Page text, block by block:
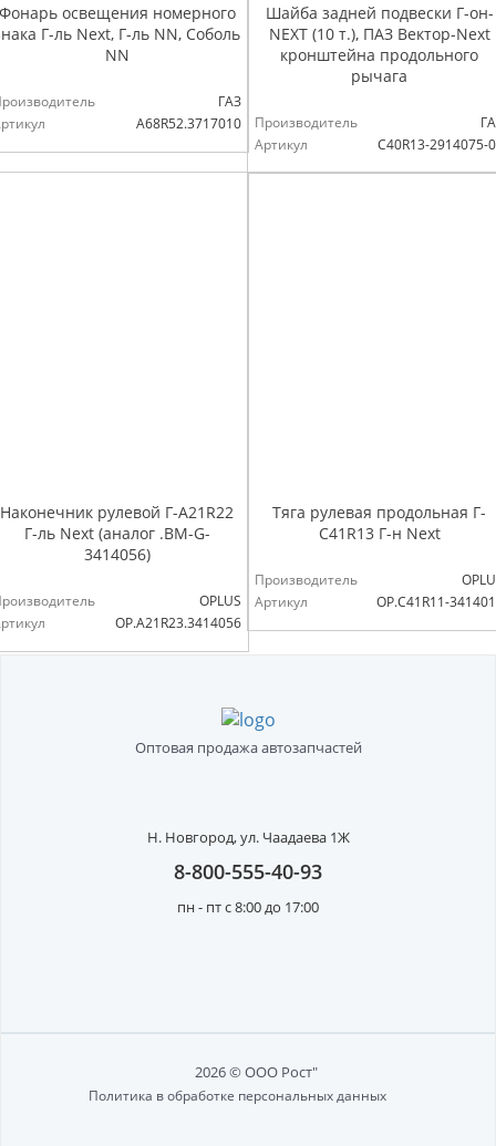
освещения номерного
Г-ль Next, Г-ль NN, Соболь
NN
ГАЗ
А68R52.3717010
Шайба задней подвески Г-он-
NEXT (10 т.), ПАЗ Вектор-Next
кронштейна продольного
рычага
Производитель
Артикул
С40R13-2914075-
Наконечник рулевой Г-А21R22
Г-ль Next (аналог .ВМ-G-
3414056)
OPLUS
OP.A21R23.3414056
Тяга рулевая продольная Г-
С41R13 Г-н Next
Производитель
Артикул
OP.C41R11-
Оптовая продажа автозапчастей
Н. Новгород,ул. Чаадаева 1Ж
8-800-555-40-93
пн - пт с 8:00 до 17:00
2026 © ООО Рост"
Политика в обработке персональных данных